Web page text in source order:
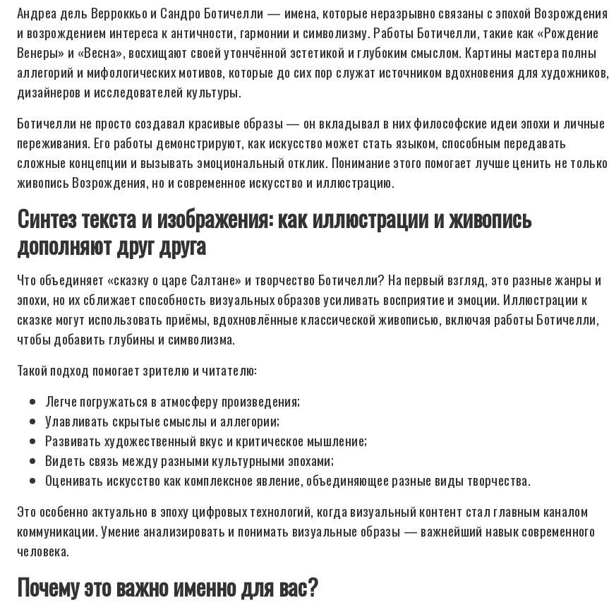
Андреа дель Верроккьо и Сандро Ботичелли — имена, которые неразрывно связаны с эпохой Возрождения
и возрождением интереса к античности, гармонии и символизму. Работы Ботичелли, такие как «Рождение
Венеры» и «Весна», восхищают своей утончённой эстетикой и глубоким смыслом. Картины мастера полны
аллегорий и мифологических мотивов, которые до сих пор служат источником вдохновения для художников,
дизайнеров и исследователей культуры.
Ботичелли не просто создавал красивые образы — он вкладывал в них философские идеи эпохи и личные
переживания. Его работы демонстрируют, как искусство может стать языком, способным передавать
сложные концепции и вызывать эмоциональный отклик. Понимание этого помогает лучше ценить не только
живопись Возрождения, но и современное искусство и иллюстрацию.
Синтез текста и изображения: как иллюстрации и живопись
дополняют друг друга
Что объединяет «сказку о царе Салтане» и творчество Ботичелли? На первый взгляд, это разные жанры и
эпохи, но их сближает способность визуальных образов усиливать восприятие и эмоции. Иллюстрации к
сказке могут использовать приёмы, вдохновлённые классической живописью, включая работы Ботичелли,
чтобы добавить глубины и символизма.
Такой подход помогает зрителю и читателю:
Легче погружаться в атмосферу произведения;
Улавливать скрытые смыслы и аллегории;
Развивать художественный вкус и критическое мышление;
Видеть связь между разными культурными эпохами;
Оценивать искусство как комплексное явление, объединяющее разные виды творчества.
Это особенно актуально в эпоху цифровых технологий, когда визуальный контент стал главным каналом
коммуникации. Умение анализировать и понимать визуальные образы — важнейший навык современного
человека.
Почему это важно именно для вас?